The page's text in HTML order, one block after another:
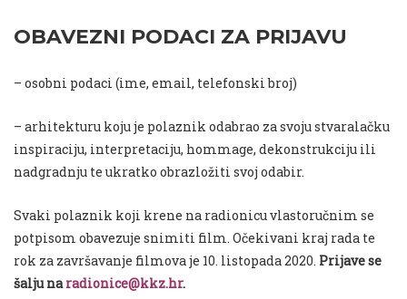
OBAVEZNI PODACI ZA PRIJAVU
– osobni podaci (ime, email, telefonski broj)
– arhitekturu koju je polaznik odabrao za svoju stvaralačku
inspiraciju, interpretaciju, hommage, dekonstrukciju ili
nadgradnju te ukratko obrazložiti svoj odabir.
Svaki polaznik koji krene na radionicu vlastoručnim se
potpisom obavezuje snimiti film. Očekivani kraj rada te
rok za završavanje filmova je 10. listopada 2020. Prijave se
šalju naradionice@kkz.hr.